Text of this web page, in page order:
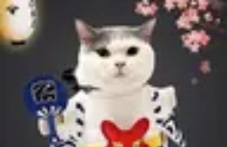
Gadgets HiTech
Tendances
Sécurité technologique Photographie mobileSécurité
domestique
Informatique portable